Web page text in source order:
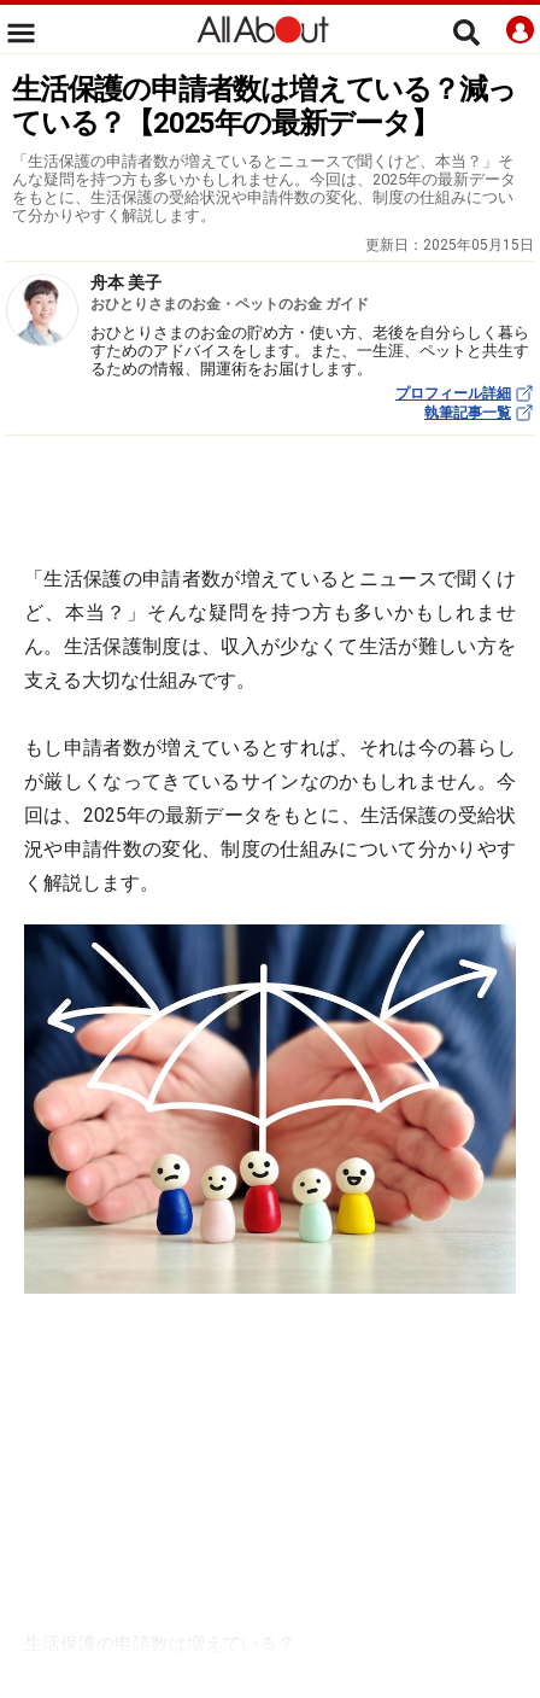
生活保護の申請者数は増えている？減っ
ている？【2025年の最新データ】
「生活保護の申請者数が増えているとニュースで聞くけど、本当？」そ
んな疑問を持つ方も多いかもしれません。今回は、2025年の最新データ
をもとに、生活保護の受給状況や申請件数の変化、制度の仕組みについ
て分かりやすく解説します。
更新日： 2025年05月15日
舟本 美子
おひとりさまのお金・ペットのお金 ガイド
おひとりさまのお金の貯め方・使い方、老後を自分らしく暮ら
すためのアドバイスをします。また、一生涯、ペットと共生す
るための情報、開運術をお届けします。
プロフィール詳細
執筆記事一覧
「生活保護の申請者数が増えているとニュースで聞くけ
ど、本当？」そんな疑問を持つ方も多いかもしれませ
ん。生活保護制度は、収入が少なくて生活が難しい方を
支える大切な仕組みです。
もし申請者数が増えているとすれば、それは今の暮らし
が厳しくなってきているサインなのかもしれません。今
回は、2025年の最新データをもとに、生活保護の受給状
況や申請件数の変化、制度の仕組みについて分かりやす
く解説します。